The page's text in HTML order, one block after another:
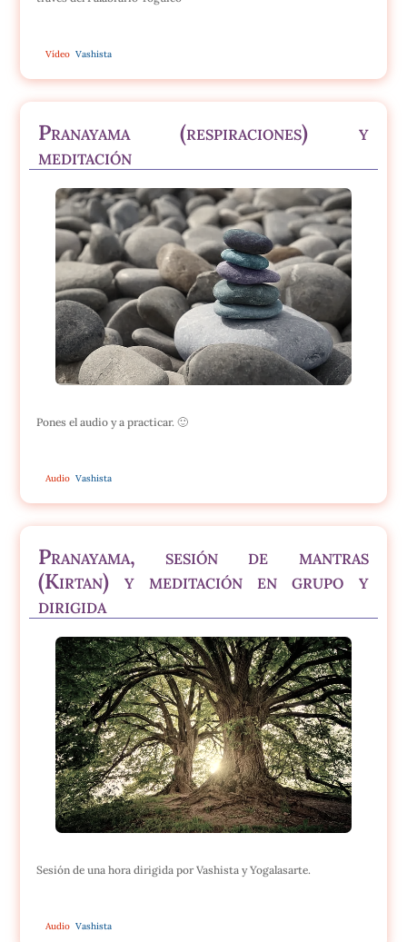
Vídeo Vashista
Pranayama (respiraciones) y
meditación
Pones el audio y a practicar. 🙂
Audio Vashista
Pranayama, sesión de mantras
(Kirtan) y meditación en grupo y
dirigida
Sesión de una hora dirigida por Vashista y Yogalasarte.
Audio Vashista